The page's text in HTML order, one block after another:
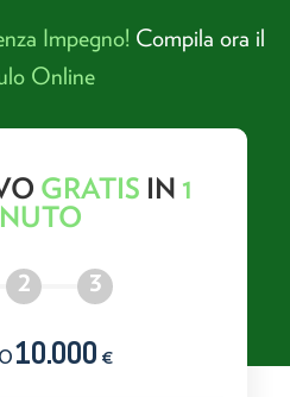
Impegno! Compila ora il
Online
GRATIS IN 1
10.000 €